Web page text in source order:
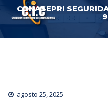
CONASEPRI
agosto 25, 2025